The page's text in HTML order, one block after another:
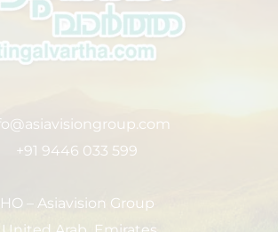
+91 9446 033 599
HO – Asiavision Group